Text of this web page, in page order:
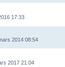
17:33
2014 08:54
2017 21:04